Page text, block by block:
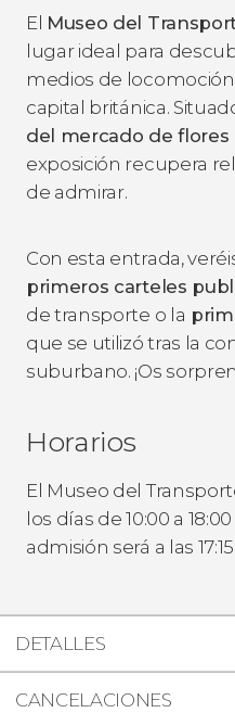
El Museo del
lugar ideal para
medios de
capital británica.
del mercado de flores
exposición recupera
de admirar.
Con esta entrada,
primeros carteles
de transporte o la
que se utilizó tras la
suburbano. ¡Os
Horarios
El Museo del
los días de 10:00 a
admisión será a las
DETALLES
CANCELACIONES